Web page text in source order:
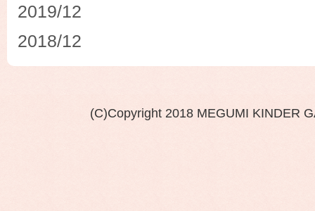
2019/12
2018/12
(C)Copyright 2018 MEGUMI KINDER